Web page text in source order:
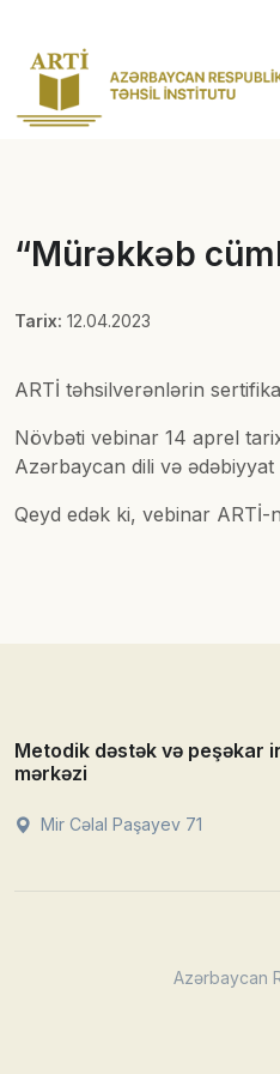
“Mürəkkəb
Tarix: 12.04.2023
ARTİ təhsilverənlərin
Növbəti vebinar 14 aprel
Azərbaycan dili və ədəbiyyat
Qeyd edək ki, vebinar ARTİ-
Metodik dəstək və peşəkar
mərkəzi
Mir Cəlal Paşayev 71
Azərbaycan